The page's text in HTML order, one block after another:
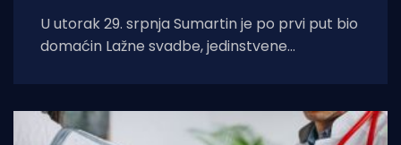
U utorak 29. srpnja Sumartin je po prvi put bio
domaćin Lažne svadbe, jedinstvene